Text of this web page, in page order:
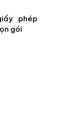
phép
gói